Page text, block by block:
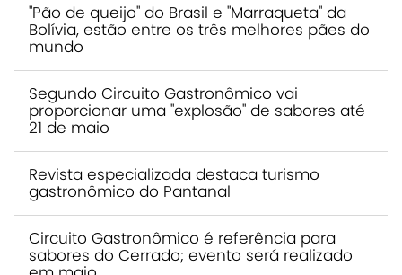
"Pão de queijo" do Brasil e "Marraqueta" da
Bolívia, estão entre os três melhores pães do
mundo
Segundo Circuito Gastronômico vai
proporcionar uma "explosão" de sabores até
21 de maio
Revista especializada destaca turismo
gastronômico do Pantanal
Circuito Gastronômico é referência para
sabores do Cerrado; evento será realizado